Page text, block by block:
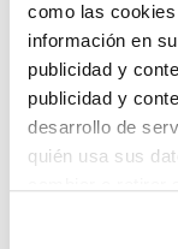
como las
información en
publicidad y
publicidad y
desarrollo de
quién usa sus
Lo
te
Pero puedes
buscando en